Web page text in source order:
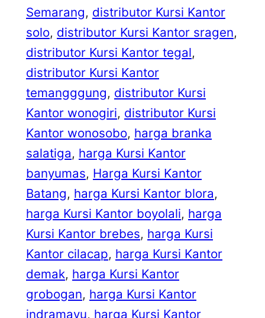
Semarang, distributor Kursi Kantor
solo, distributor Kursi Kantor sragen
distributor Kursi Kantor tegal
distributor Kursi Kantor
temangggung, distributor Kursi
Kantor wonogiri, distributor Kursi
Kantor wonosobo, harga branka
salatiga, harga Kursi Kantor
banyumas, Harga Kursi Kantor
Batang, harga Kursi Kantor blora
harga Kursi Kantor boyolali, harga
Kursi Kantor brebes, harga Kursi
Kantor cilacap, harga Kursi Kantor
demak, harga Kursi Kantor
grobogan, harga Kursi Kantor
indramayu, harga Kursi Kantor